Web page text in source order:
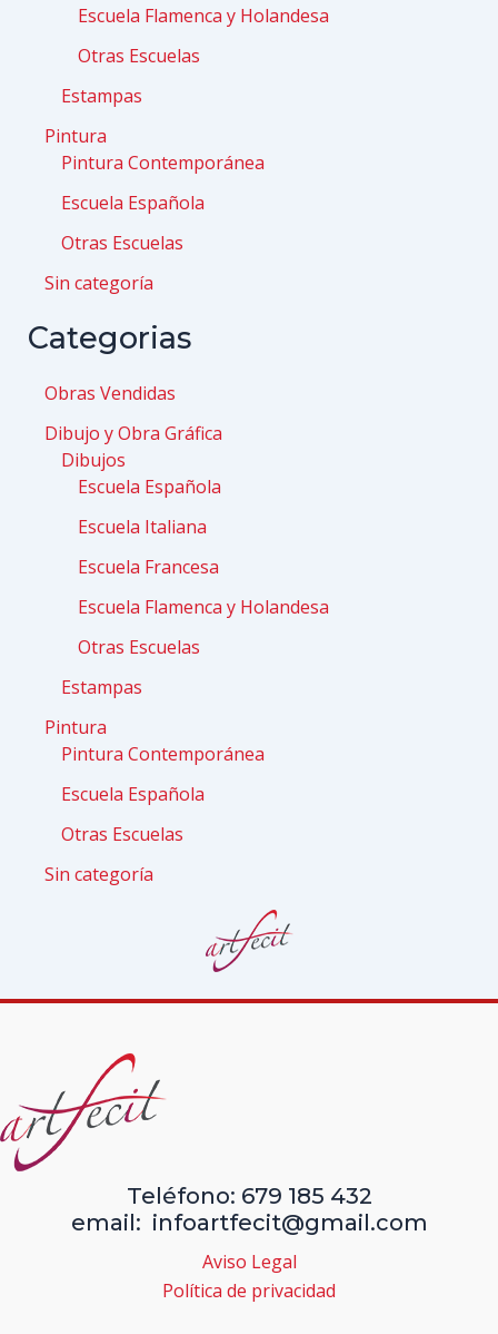
Escuela Flamenca y Holandesa
Otras Escuelas
Estampas
Pintura
Pintura Contemporánea
Escuela Española
Otras Escuelas
Sin categoría
Categorias
Obras Vendidas
Dibujo y Obra Gráfica
Dibujos
Escuela Española
Escuela Italiana
Escuela Francesa
Escuela Flamenca y Holandesa
Otras Escuelas
Estampas
Pintura
Pintura Contemporánea
Escuela Española
Otras Escuelas
Sin categoría
Teléfono: 679 185 432
email: infoartfecit@gmail.com
Aviso Legal
Política de privacidad